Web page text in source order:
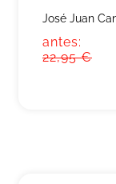
José Juan
antes:
22,95 €